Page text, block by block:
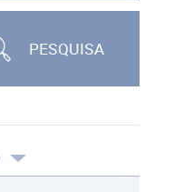
PESQUISA